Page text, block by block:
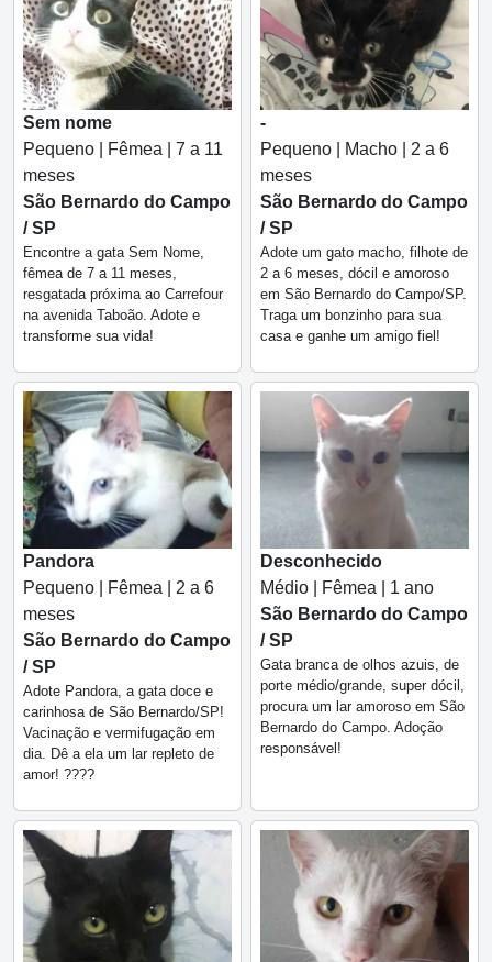
Sem nome
Pequeno | Fêmea | 7 a 11
meses
São Bernardo do Campo
/ SP
Encontre a gata Sem Nome,
fêmea de 7 a 11 meses,
resgatada próxima ao Carrefour
na avenida Taboão. Adote e
transforme sua vida!
-
Pequeno | Macho | 2 a 6
meses
São Bernardo do Campo
/ SP
Adote um gato macho, filhote de
2 a 6 meses, dócil e amoroso
em São Bernardo do Campo/SP.
Traga um bonzinho para sua
casa e ganhe um amigo fiel!
Pandora
Pequeno | Fêmea | 2 a 6
meses
São Bernardo do Campo
/ SP
Adote Pandora, a gata doce e
carinhosa de São Bernardo/SP!
Vacinação e vermifugação em
dia. Dê a ela um lar repleto de
amor! ????
Desconhecido
Médio | Fêmea | 1 ano
São Bernardo do Campo
/ SP
Gata branca de olhos azuis, de
porte médio/grande, super dócil,
procura um lar amoroso em São
Bernardo do Campo. Adoção
responsável!